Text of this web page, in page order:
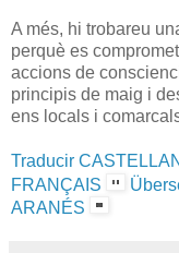
A més, hi trobareu
perquè es
accions de
principis de maig i
ens locals i
Traducir
FRANÇAIS
ARANÉS